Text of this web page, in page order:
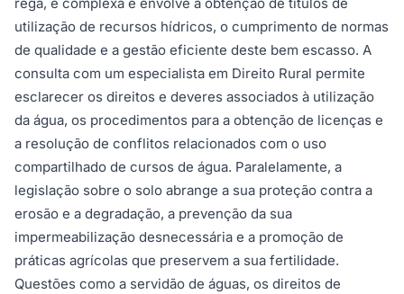
utilização de recursos hídricos, o cumprimento de normas
de qualidade e a gestão eficiente deste bem escasso. A
consulta com um especialista em Direito Rural permite
esclarecer os direitos e deveres associados à utilização
da água, os procedimentos para a obtenção de licenças e
a resolução de conflitos relacionados com o uso
compartilhado de cursos de água. Paralelamente, a
legislação sobre o solo abrange a sua proteção contra a
erosão e a degradação, a prevenção da sua
impermeabilização desnecessária e a promoção de
práticas agrícolas que preservem a sua fertilidade.
Questões como a servidão de águas, os direitos de